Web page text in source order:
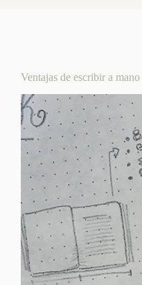
Ventajas de escribir a mano